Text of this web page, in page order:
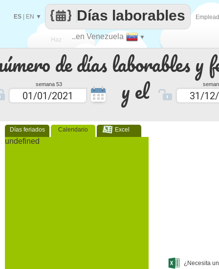
de días laborables y
semana 53 y el
Días feriados Calendario Excel
undefined
¿Necesita
Haz
que
..en Venezuela ▼
Días laborables
ES EN ▼